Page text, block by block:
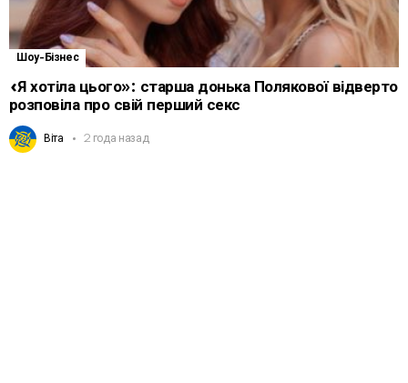
Шоу-Бізнес
«Я хотіла цього»: старша донька Полякової відверто
розповіла про свій перший секс
Віта 2 года назад